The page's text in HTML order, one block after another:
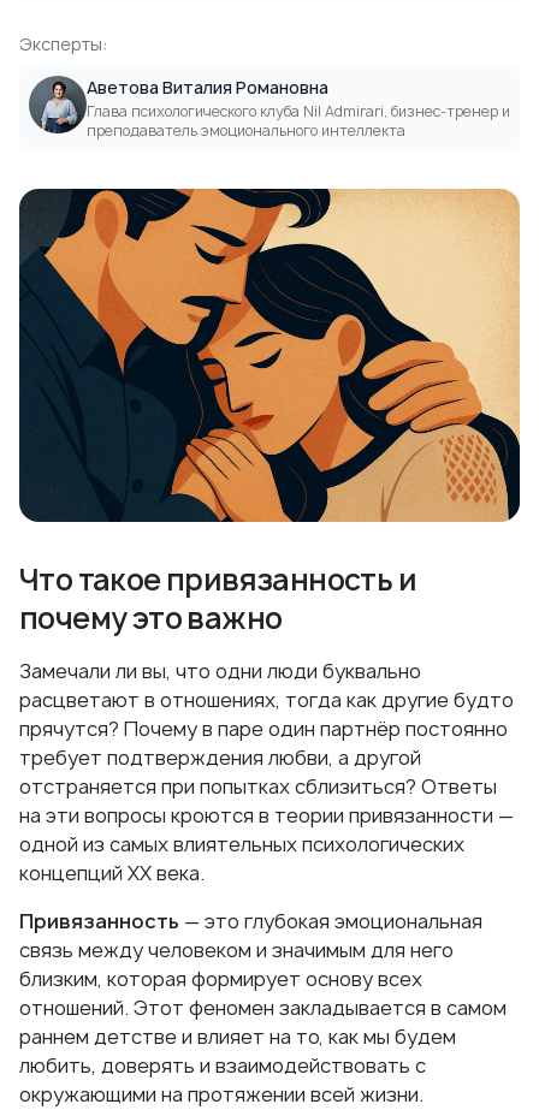
Эксперты:
Аветова Виталия Романовна
Глава психологического клуба Nil Admirari, бизнес-тренер и
преподаватель эмоционального интеллекта
Что такое привязанность и
почему это важно
Замечали ли вы, что одни люди буквально
расцветают в отношениях, тогда как другие будто
прячутся? Почему в паре один партнёр постоянно
требует подтверждения любви, а другой
отстраняется при попытках сблизиться? Ответы
на эти вопросы кроются в теории привязанности —
одной из самых влиятельных психологических
концепций XX века.
Привязанность — это глубокая эмоциональная
связь между человеком и значимым для него
близким, которая формирует основу всех
отношений. Этот феномен закладывается в самом
раннем детстве и влияет на то, как мы будем
любить, доверять и взаимодействовать с
окружающими на протяжении всей жизни.